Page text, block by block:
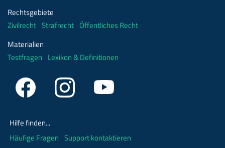
Rechtsgebiete
Zivilrecht Strafrecht Öffentliches Recht
Materialien
Testfragen Lexikon & Definitionen
Hilfe finden...
Häufige Fragen Support kontaktieren